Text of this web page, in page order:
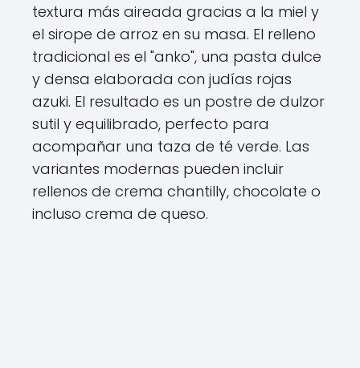
textura más aireada gracias a la miel y
el sirope de arroz en su masa. El relleno
tradicional es el "anko", una pasta dulce
y densa elaborada con judías rojas
azuki. El resultado es un postre de dulzor
sutil y equilibrado, perfecto para
acompañar una taza de té verde. Las
variantes modernas pueden incluir
rellenos de crema chantilly, chocolate o
incluso crema de queso.